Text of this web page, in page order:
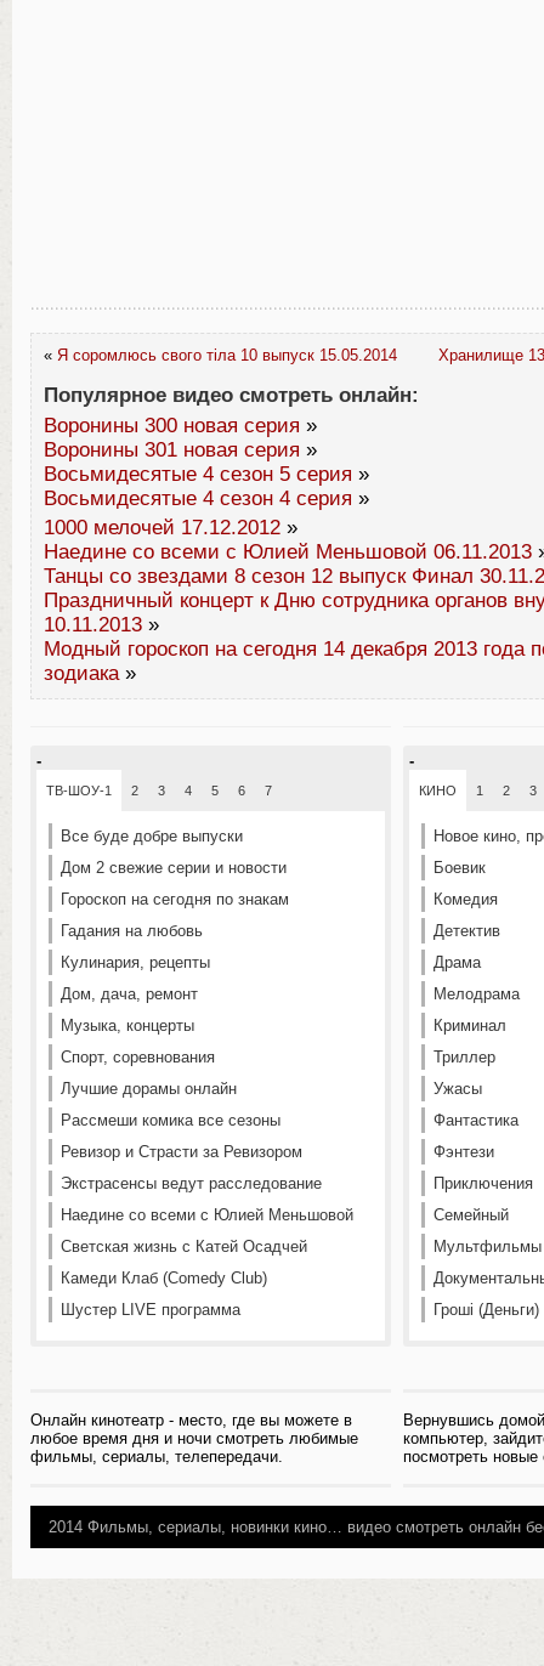
« Я соромлюсь свого тіла 10 выпуск 15.05.2014 Хранилище
Популярное видео смотреть онлайн:
Воронины 300 новая серия »
Воронины 301 новая серия »
Восьмидесятые 4 сезон 5 серия »
Восьмидесятые 4 сезон 4 серия »
1000 мелочей 17.12.2012 »
Наедине со всеми с Юлией Меньшовой 06.11.2013
Танцы со звездами 8 сезон 12 выпуск Финал
Праздничный концерт к Дню сотрудника органов
10.11.2013 »
Модный гороскоп на сегодня 14 декабря 2013 года
зодиака»
-
ТВ-ШОУ-1 2 3 4 5 6 7
Все буде добре выпуски
Дом 2 свежие серии и новости
Гороскоп на сегодня по знакам
Гадания на любовь
Кулинария, рецепты
Дом, дача, ремонт
Музыка, концерты
Спорт, соревнования
Лучшие дорамы онлайн
Рассмеши комика все сезоны
Ревизор и Страсти за Ревизором
Экстрасенсы ведут расследование
Наедине со всеми с Юлией Меньшовой
Светская жизнь с Катей Осадчей
Камеди Клаб (Comedy Club)
Шустер LIVE программа
Онлайн кинотеатр - место, где вы можете в
любое время дня и ночи смотреть любимые
фильмы, сериалы, телепередачи.
-
КИНО 1 2 3
Новое кино,
Боевик
Комедия
Детектив
Драма
Мелодрама
Криминал
Триллер
Ужасы
Фантастика
Фэнтези
Приключения
Семейный
Мультфильмы
Гроші
Вернувшись
компьютер,
посмотреть
2014 Фильмы, сериалы, новинки кино… видео смотреть онлайн